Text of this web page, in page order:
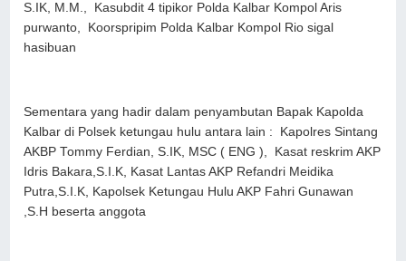
S.IK, M.M., Kasubdit 4 tipikor Polda Kalbar Kompol Aris
purwanto, Koorspripim Polda Kalbar Kompol Rio sigal
hasibuan
Sementara yang hadir dalam penyambutan Bapak Kapolda
Kalbar di Polsek ketungau hulu antara lain : Kapolres Sintang
AKBP Tommy Ferdian, S.IK, MSC ( ENG ), Kasat reskrim AKP
Idris Bakara,S.I.K, Kasat Lantas AKP Refandri Meidika
Putra,S.I.K, Kapolsek Ketungau Hulu AKP Fahri Gunawan
,S.H beserta anggota